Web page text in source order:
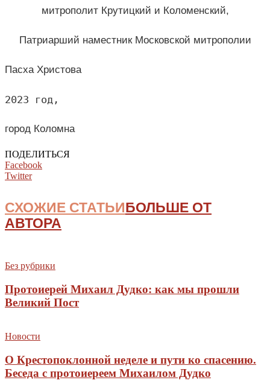
митрополит Крутицкий и Коломенский,
Патриарший наместник Московской митрополии
Пасха Христова
2023 год,
город Коломна
ПОДЕЛИТЬСЯ
Facebook
Twitter
СХОЖИЕ СТАТЬИБОЛЬШЕ ОТ
АВТОРА
Без рубрики
Протоиерей Михаил Дудко: как мы прошли
Великий Пост
Новости
О Крестопоклонной неделе и пути ко спасению.
Беседа с протоиереем Михаилом Дудко